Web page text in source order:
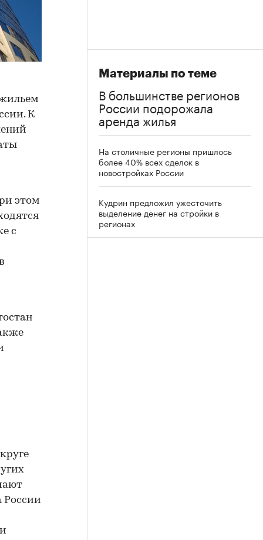
К
этом
с
России
Материалы по теме
В большинстве регионов
России подорожала
аренда жилья
На столичные регионы пришлось
более 40% всех сделок в
новостройках России
Кудрин предложил ужесточить
выделение денег на стройки в
регионах